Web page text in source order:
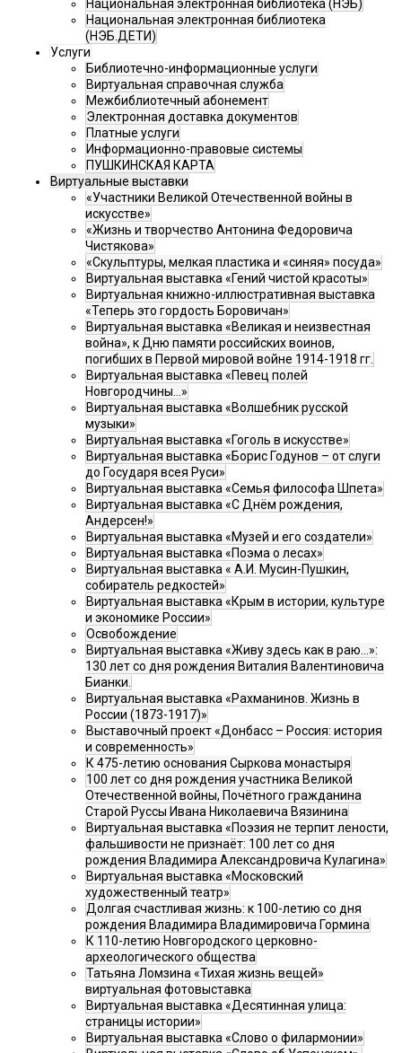
Национальная электронная библиотека (НЭБ)
Национальная электронная библиотека
(НЭБ.ДЕТИ)
Услуги
Библиотечно-информационные услуги
Виртуальная справочная служба
Межбиблиотечный абонемент
Электронная доставка документов
Платные услуги
Информационно-правовые системы
ПУШКИНСКАЯ КАРТА
Виртуальные выставки
«Участники Великой Отечественной войны в
искусстве»
«Жизнь и творчество Антонина Федоровича
Чистякова»
«Скульптуры, мелкая пластика и «синяя» посуда»
Виртуальная выставка «Гений чистой красоты»
Виртуальная книжно-иллюстративная выставка
«Теперь это гордость Боровичан»
Виртуальная выставка «Великая и неизвестная
война», к Дню памяти российских воинов,
погибших в Первой мировой войне 1914-1918 гг.
Виртуальная выставка «Певец полей
Новгородчины…»
Виртуальная выставка «Волшебник русской
музыки»
Виртуальная выставка «Гоголь в искусстве»
Виртуальная выставка «Борис Годунов – от слуги
до Государя всея Руси»
Виртуальная выставка «Семья философа Шпета»
Виртуальная выставка «С Днём рождения,
Андерсен!»
Виртуальная выставка «Музей и его создатели»
Виртуальная выставка «Поэма о лесах»
Виртуальная выставка « А.И. Мусин-Пушкин,
собиратель редкостей»
Виртуальная выставка «Крым в истории, культуре
и экономике России»
Освобождение
Виртуальная выставка «Живу здесь как в раю…»:
130 лет со дня рождения Виталия Валентиновича
Бианки.
Виртуальная выставка «Рахманинов. Жизнь в
России (1873-1917)»
Выставочный проект «Донбасс – Россия: история
и современность»
К 475-летию основания Сыркова монастыря
100 лет со дня рождения участника Великой
Отечественной войны, Почётного гражданина
Старой Руссы Ивана Николаевича Вязинина
Виртуальная выставка «Поэзия не терпит лености,
фальшивости не признаёт: 100 лет со дня
рождения Владимира Александровича Кулагина»
Виртуальная выставка «Московский
художественный театр»
Долгая счастливая жизнь: к 100-летию со дня
рождения Владимира Владимировича Гормина
К 110-летию Новгородского церковно-
археологического общества
Татьяна Ломзина «Тихая жизнь вещей»
виртуальная фотовыставка
Виртуальная выставка «Десятинная улица:
страницы истории»
Виртуальная выставка «Слово о филармонии»